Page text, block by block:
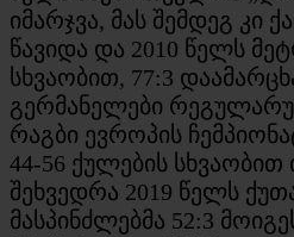
იმარჯვა, მას შემდეგ კი
წავიდა და 2010 წელს
სხვაობით, 77:3
გერმანელები
რაგბი ევროპის
44-56 ქულების
შეხვედრა 2019 წელს
მასპინძლებმა 52:3